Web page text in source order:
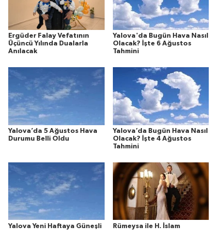
Ergüder Falay Vefatının
Üçüncü Yılında Dualarla
Anılacak
Yalova'da Bugün Hava Nasıl
Olacak? İşte 6 Ağustos
Tahmini
Yalova’da 5 Ağustos Hava
Durumu Belli Oldu
Yalova’da Bugün Hava Nasıl
Olacak? İşte 4 Ağustos
Tahmini
Yalova Yeni Haftaya Güneşli
Rümeysa ile H. İslam